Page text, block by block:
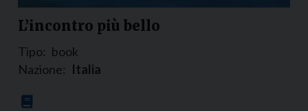
L’incontro più bello
Tipo: book
Nazione: Italia